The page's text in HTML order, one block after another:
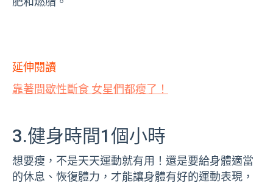
延伸閱讀
靠著間歇性斷食 女星們都瘦了！
3.健身時間1個小時
想要瘦，不是天天運動就有用！還是要給身體適當
的休息、恢復體力，才能讓身體有好的運動表現，